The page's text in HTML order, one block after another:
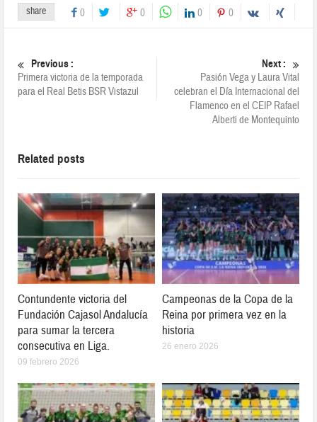
share 0 0 0 0
Previous :
Primera victoria de la temporada
para el Real Betis BSR Vistazul
Next :
Pasión Vega y Laura Vital
celebran el Día Internacional del
Flamenco en el CEIP Rafael
Alberti de Montequinto
Related posts
Contundente victoria del
Fundación Cajasol Andalucía
para sumar la tercera
consecutiva en Liga.
09 febrero 2026
Campeonas de la Copa de la
Reina por primera vez en la
historia
26 enero 2026